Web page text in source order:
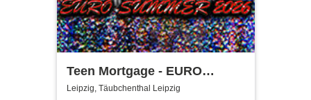
Teen Mortgage - EURO
SUMMER 2026
Leipzig, Täubchenthal Leipzig